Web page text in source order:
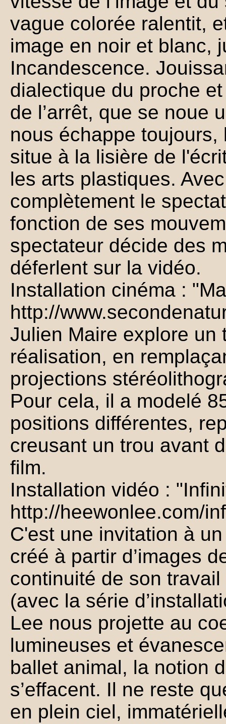
vague colorée ralentit,
image en noir et blanc,
Incandescence.
dialectique du proche
de l’arrêt, que se noue
nous échappe
situe à la lisière de
les arts plastiques.
complètement le
fonction de ses
spectateur décide des
déferlent sur la vidéo.
Installation cinéma :
http://
Julien Maire explore un
réalisation, en
projections
Pour cela, il a modelé
positions différentes,
creusant un trou avant
film.
Installation vidéo :
http://heewonlee.com/
C'est une invitation à
créé à partir d’images
continuité de son
(avec la série
Lee nous projette au
lumineuses et
ballet animal, la notion
s’effacent. Il ne reste
en plein ciel,